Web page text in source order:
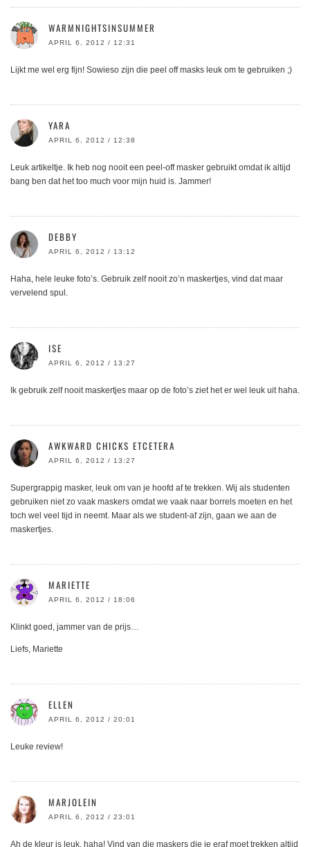
WARMNIGHTSINSUMMER
APRIL 6, 2012 / 12:31
Lijkt me wel erg fijn! Sowieso zijn die peel off masks leuk om te gebruiken ;)
YARA
APRIL 6, 2012 / 12:38
Leuk artikeltje. Ik heb nog nooit een peel-off masker gebruikt omdat ik altijd
bang ben dat het too much voor mijn huid is. Jammer!
DEBBY
APRIL 6, 2012 / 13:12
Haha, hele leuke foto’s. Gebruik zelf nooit zo’n maskertjes, vind dat maar
vervelend spul.
ISE
APRIL 6, 2012 / 13:27
Ik gebruik zelf nooit maskertjes maar op de foto’s ziet het er wel leuk uit haha.
AWKWARD CHICKS ETCETERA
APRIL 6, 2012 / 13:27
Supergrappig masker, leuk om van je hoofd af te trekken. Wij als studenten
gebruiken niet zo vaak maskers omdat we vaak naar borrels moeten en het
toch wel veel tijd in neemt. Maar als we student-af zijn, gaan we aan de
maskertjes.
MARIETTE
APRIL 6, 2012 / 18:06
Klinkt goed, jammer van de prijs…
Liefs, Mariette
ELLEN
APRIL 6, 2012 / 20:01
Leuke review!
MARJOLEIN
APRIL 6, 2012 / 23:01
Ah de kleur is leuk, haha! Vind van die maskers die je eraf moet trekken altijd